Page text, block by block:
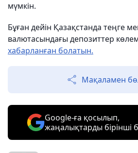
мүмкін.
Бұған дейін Қазақстанда теңге
валютасындағы депозиттер
хабарланған болатын.
Мақаламен
Google-ға қосылып,
жаңалықтарды бірінші